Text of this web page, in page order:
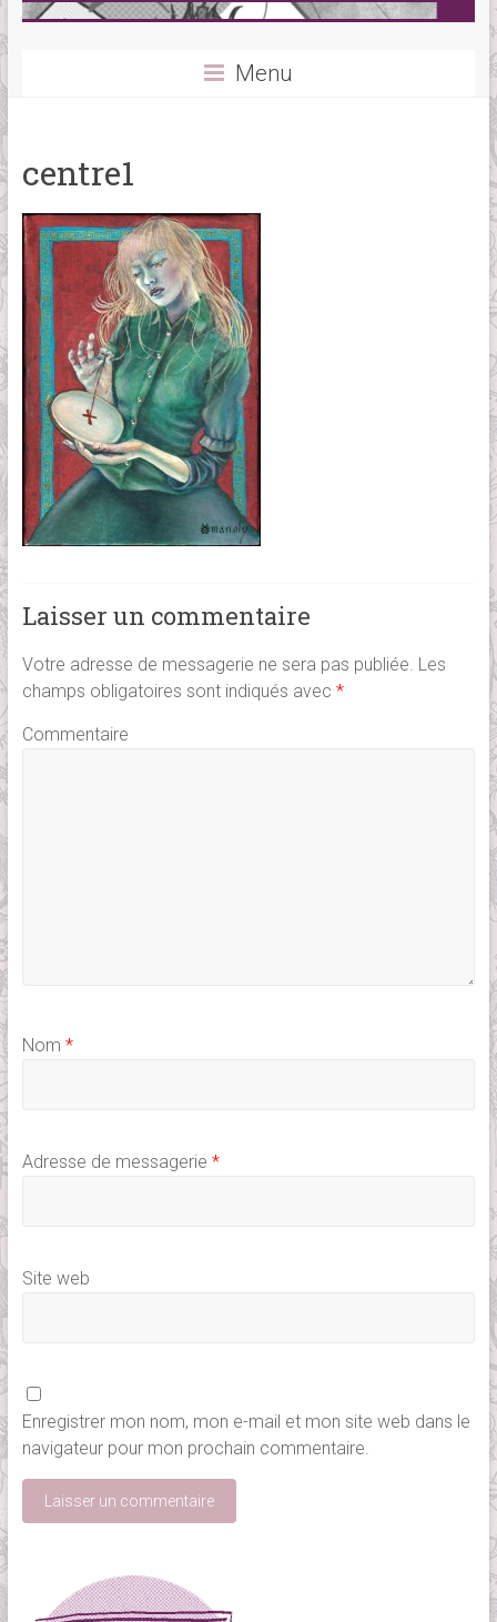
Menu
centre1
Laisser un commentaire
Votre adresse de messagerie ne sera pas publiée. Les
champs obligatoires sont indiqués avec *
Commentaire
Nom *
Adresse de messagerie *
Site web
Enregistrer mon nom, mon e-mail et mon site web dans le
navigateur pour mon prochain commentaire.